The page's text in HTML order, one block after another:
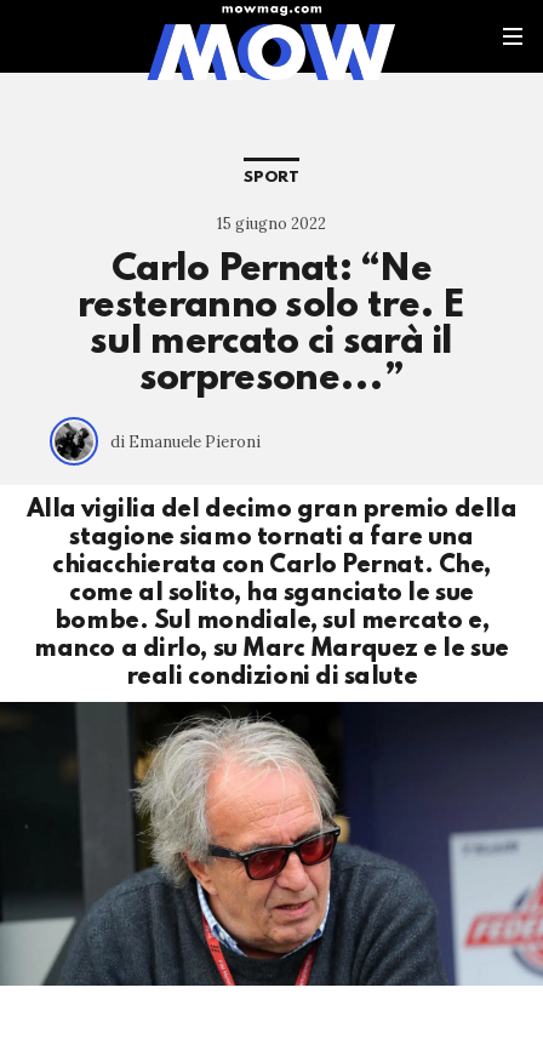
SPORT
15 giugno 2022
Carlo Pernat: “Ne
resteranno solo tre. E
sul mercato ci sarà il
sorpresone...”
di Emanuele Pieroni
Alla vigilia del decimo gran premio della
stagione siamo tornati a fare una
chiacchierata con Carlo Pernat. Che,
come al solito, ha sganciato le sue
bombe. Sul mondiale, sul mercato e,
manco a dirlo, su Marc Marquez e le sue
reali condizioni di salute